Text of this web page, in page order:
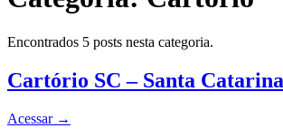
Encontrados 5 posts nesta categoria.
Cartório SC – Santa
Acessar →